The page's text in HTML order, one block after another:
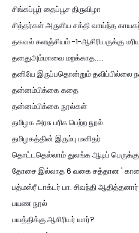
சிங்கப்பூர் தைப்பூச திருவிழா
சித்தர்கள் அருளிய சக்தி வாய்ந்த
தகவல் களஞ்சியம் -1-ஆசிரியருக்கு
தனதுஅம்மாவை மறக்காத.....
தனியே இருப்பதொன்றும் தவிப்பில்லை
தன்னம்பிக்கை கதை
தன்னம்பிக்கை நூல்கள்
தமிழக அரசு பரிசு பெற்ற நூல்
தமிழகத்தின் இரும்பு மனிதர்
தொட்டதெல்லாம் துலங்க ஆடிப் பெருக்கு
தோசை இல்லாத 6 வகை சத்தான '
பத்மஸ்ரீ டாக்டர் பா. சிவந்தி ஆதித்தனார்
பயண நூல்
பயத்திக்கு ஆசிரியர் யார்?